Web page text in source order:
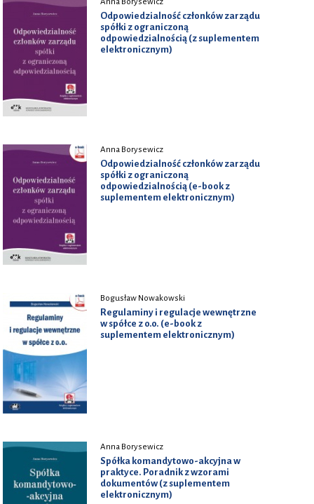
Odpowiedzialność członków zarządu
spółki z ograniczoną
odpowiedzialnością (z suplementem
elektronicznym)
Anna Borysewicz
Odpowiedzialność członków zarządu
spółki z ograniczoną
odpowiedzialnością (e-book z
suplementem elektronicznym)
Bogusław Nowakowski
Regulaminy i regulacje wewnętrzne
w spółce z o.o. (e-book z
suplementem elektronicznym)
Anna Borysewicz
Spółka komandytowo-akcyjna w
praktyce. Poradnik z wzorami
dokumentów (z suplementem
elektronicznym)